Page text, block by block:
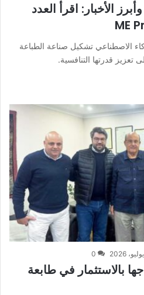
الأخبار: اقرأ العدد
الاصطناعي تشكيل صناعة الطباعة
قدرتها التنافسية.
0
بالاستثمار في طابعة